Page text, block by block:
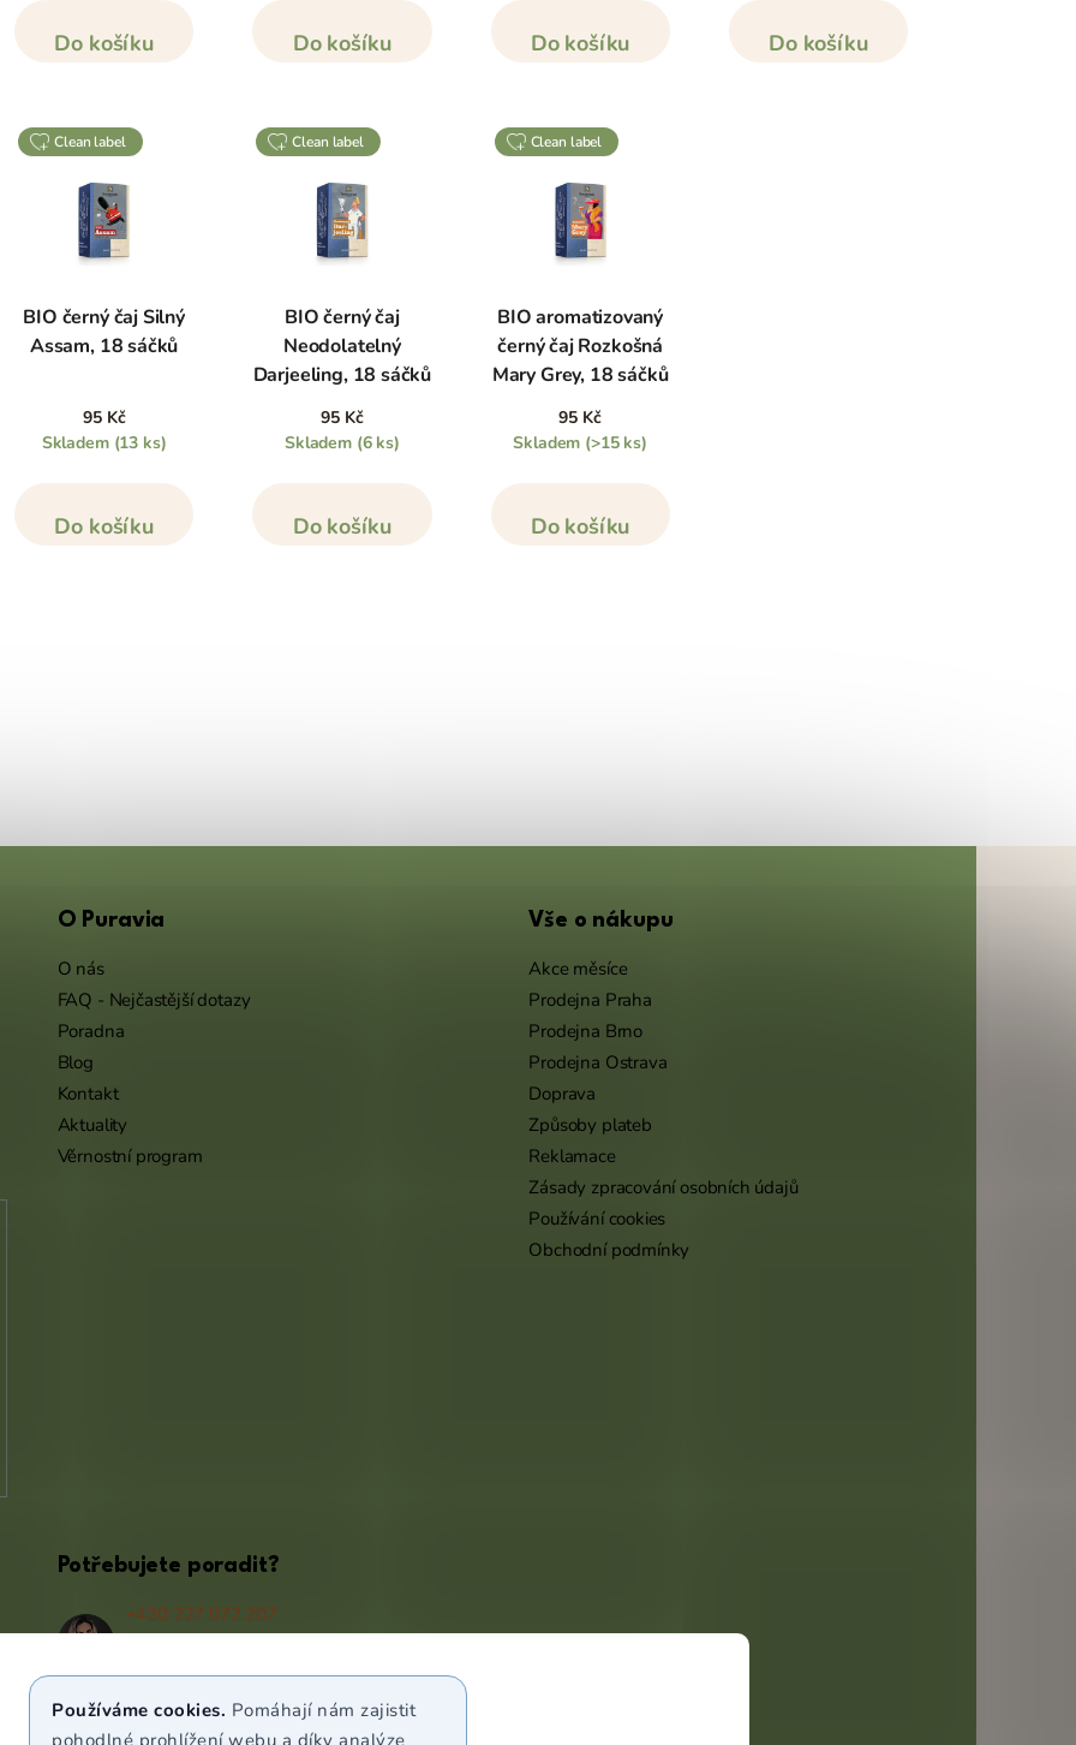
Používáme cookies. Pomáhají nám zajistit
pohodlné prohlížení webu a díky analýze
Do košíku Do košíku Do košíku Do košíku
clean label
BIO černý čaj Silný
Assam, 18 sáčků
95 Kč
Skladem (13 ks)
Do košíku
clean label
BIO černý čaj
Neodolatelný
Darjeeling, 18 sáčků
95 Kč
Skladem (6 ks)
Do košíku
clean label
BIO aromatizovaný
černý čaj Rozkošná
Mary Grey, 18 sáčků
95 Kč
Skladem (>15 ks)
Do košíku
O Puravia
O nás
FAQ - Nejčastější dotazy
Poradna
Blog
Kontakt
Aktuality
Věrnostní program
Vše o nákupu
Akce měsíce
Prodejna Praha
Prodejna Brno
Prodejna Ostrava
Doprava
Způsoby plateb
Reklamace
Zásady zpracování osobních údajů
Používání cookies
Obchodní podmínky
Potřebujete poradit?
+420 227 072 207
info@puravia.cz
WhatsApp